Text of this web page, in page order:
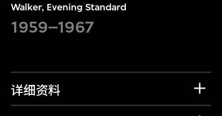
Walker, Evening Standard
1959–1967
详细资料